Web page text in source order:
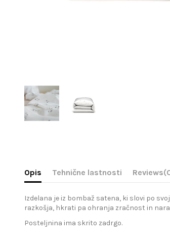
Opis Tehnične lastnosti Reviews
Izdelana je iz bombaž satena, ki slovi po
razkošja, hkrati pa ohranja zračnost in
Posteljnina ima skrito zadrgo.